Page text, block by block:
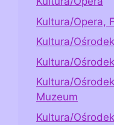
Kultura/Opera,
Kultura/
Kultura/
Kultura/
Muzeum
Kultura/